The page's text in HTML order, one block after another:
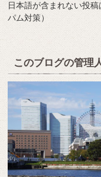
日本語が含まれない投
パム対策）
このブログの管理